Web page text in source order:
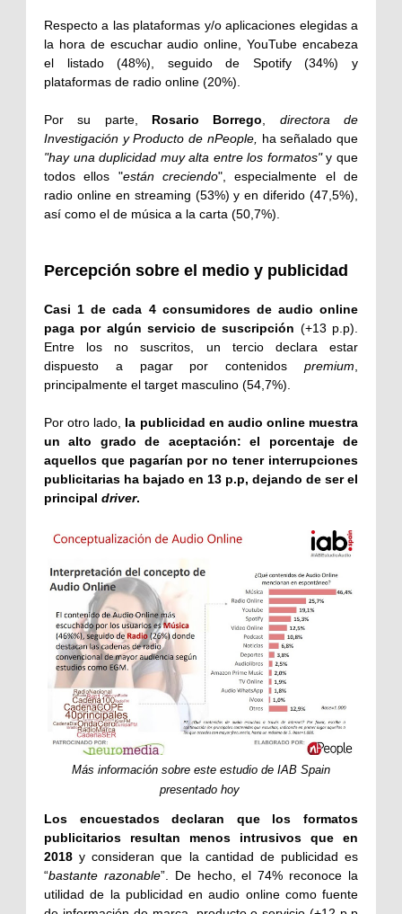
Respecto a las plataformas y/o aplicaciones elegidas a
la hora de escuchar audio online, YouTube encabeza
el listado (48%), seguido de Spotify (34%) y
plataformas de radio online (20%).
Por su parte, Rosario Borrego
directora de
Investigación y Producto de nPeople, ha señalado que
"hay una duplicidad muy alta entre los formatos"y que
todos ellos "están creciendo", especialmente el de
radio online en streaming (53%) y en diferido (47,5%),
así como el de música a la carta (50,7%).
Percepción sobre el medio y publicidad
Casi 1 de cada 4 consumidores de audio online
paga por algún servicio de suscripción (+13 p.p).
Entre los no suscritos, un tercio declara estar
dispuesto a pagar por contenidos premium
principalmente el target masculino (54,7%).
Por otro lado, la publicidad en audio online muestra
un alto grado de aceptación: el porcentaje de
aquellos que pagarían por no tener interrupciones
publicitarias ha bajado en 13 p.p, dejando de ser el
principal driver.
Más información sobre este estudio de IAB Spain
presentado hoy
Los encuestados declaran que los formatos
publicitarios resultan menos intrusivos que en
2018y consideran que la cantidad de publicidad es
“bastante razonable”. De hecho, el 74% reconoce la
utilidad de la publicidad en audio online como fuente